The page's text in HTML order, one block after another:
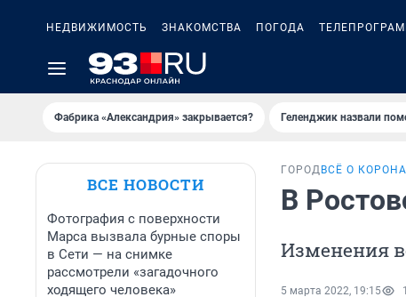
НЕДВИЖИМОСТЬ ЗНАКОМСТВА ПОГОДА
Фабрика «Александрия» закрывается? Геленджик назвали
ВСЕ НОВОСТИ
Фотография с поверхности
Марса вызвала бурные споры
в Сети — на снимке
рассмотрели «загадочного
ходящего человека»
ГОРОД ВСЁ О
В
Изменения
5 марта 2022, 19:15